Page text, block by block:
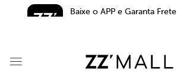
Baixe o APP e Garanta Frete